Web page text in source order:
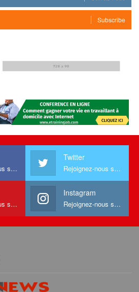
Subscribe
Rejoignez nous sur facebook
Twitter
Rejoignez-nous sur Twitter
Rejoignez-nous sur Youtube
Instagram
Rejoignez-nous sur Instagram